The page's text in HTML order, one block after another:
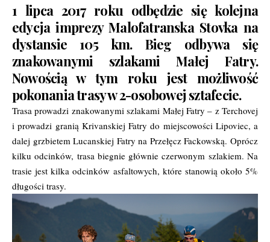
1 lipca 2017 roku odbędzie się kolejna
edycja imprezy Malofatranska Stovka na
dystansie 105 km. Bieg odbywa się
znakowanymi szlakami Małej Fatry.
Nowością w tym roku jest możliwość
pokonania trasy w 2-osobowej sztafecie.
Trasa prowadzi znakowanymi szlakami Małej Fatry – z Terchovej
i prowadzi granią Krivanskiej Fatry do miejscowości Lipoviec, a
dalej grzbietem Lucanskiej Fatry na Przełęcz Fackowską. Oprócz
kilku odcinków, trasa biegnie głównie czerwonym szlakiem. Na
trasie jest kilka odcinków asfaltowych, które stanowią około 5%
długości trasy.